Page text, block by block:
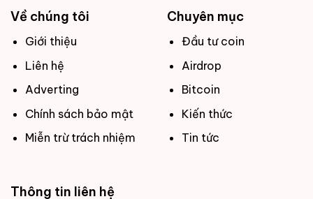
Về chúng tôi
Giới thiệu
Liên hệ
Adverting
Chính sách bảo mật
Miễn trừ trách nhiệm
Chuyên mục
Đầu tư coin
Airdrop
Bitcoin
Kiến thức
Tin tức
Thông tin liên hệ